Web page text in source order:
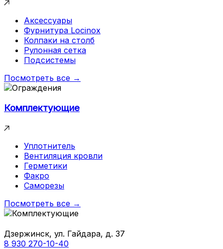
Аксессуары
Фурнитура Locinox
Колпаки на столб
Рулонная сетка
Подсистемы
Посмотреть все →
Комплектующие
Уплотнитель
Вентиляция кровли
Герметики
Факро
Саморезы
Посмотреть все →
Дзержинск, ул. Гайдара, д. 37
8 930 270-10-40